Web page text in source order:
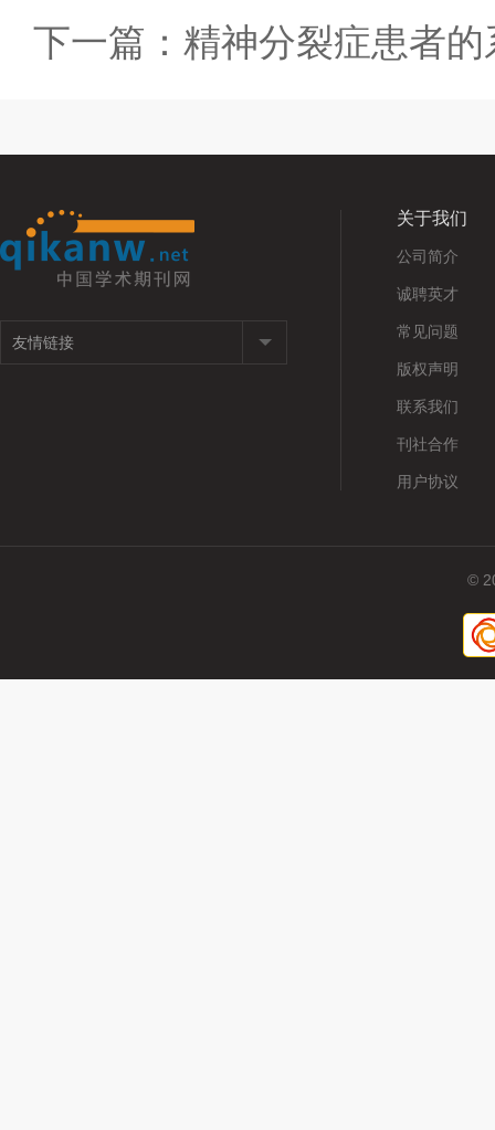
下一篇：精神分裂症患者
关于我们
公司简介
诚聘英才
常见问题
版权声明
联系我们
刊社合作
用户协议
©